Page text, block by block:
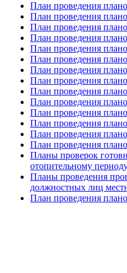
План проведения
План проведения
План проведения
План проведения
План проведения
План проведения
План проведения
План проведения
План проведения
План проведения
План проведения
План проведения
План проведения
План проведения
Планы проверок
отопительному
Планы проведения
должностных лиц
План проведения